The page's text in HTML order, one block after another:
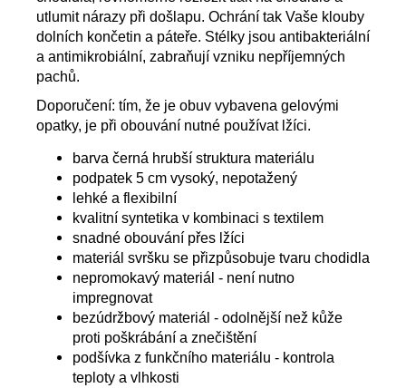
utlumitnárazy při došlapu. Ochrání tak Vaše klouby
dolních končetin a páteře. Stélky jsou antibakteriální
a antimikrobiální, zabraňují vzniku nepříjemných
pachů.
Doporučení: tím, že je obuv vybavena gelovými
opatky, je při obouvání nutné používat lžíci.
barva černá hrubší struktura materiálu
podpatek 5 cm vysoký, nepotažený
lehké a flexibilní
kvalitní syntetika v kombinaci s textilem
snadné obouvání přes lžíci
materiál svršku se přizpůsobuje tvaru chodidla
nepromokavý materiál - není nutno
impregnovat
bezúdržbový materiál - odolnější než kůže
proti poškrábání a znečištění
podšívka z funkčního materiálu - kontrola
teploty a vlhkosti